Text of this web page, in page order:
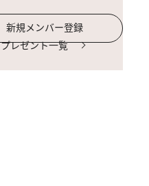
新規メンバー登録
プレゼント一覧